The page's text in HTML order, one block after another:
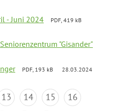
- Juni 2024
PDF, 419 kB
"Gisander"
PDF, 193 kB 28.03.2024
13 14 15
16